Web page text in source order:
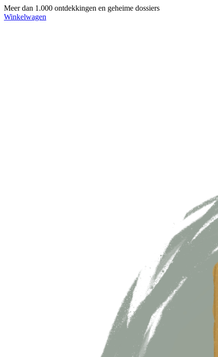
Meer dan 1.000 ontdekkingen en geheime dossiers
Winkelwagen